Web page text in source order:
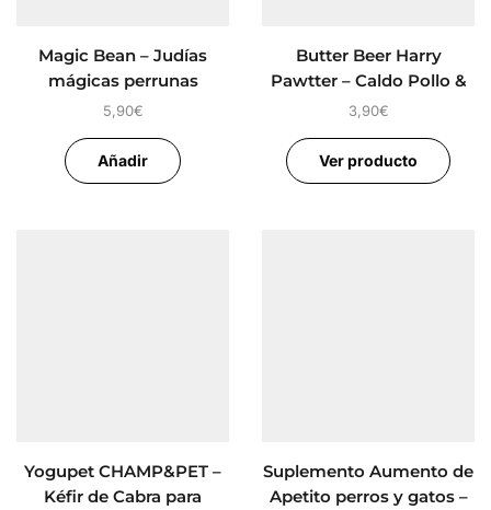
Magic Bean – Judías
mágicas perrunas
5,90€
Añadir
Butter Beer Harry
Pawtter – Caldo Pollo &
Pavo
3,90€
Ver producto
Yogupet CHAMP&PET –
Kéfir de Cabra para
Suplemento Aumento de
Apetito perros y gatos –